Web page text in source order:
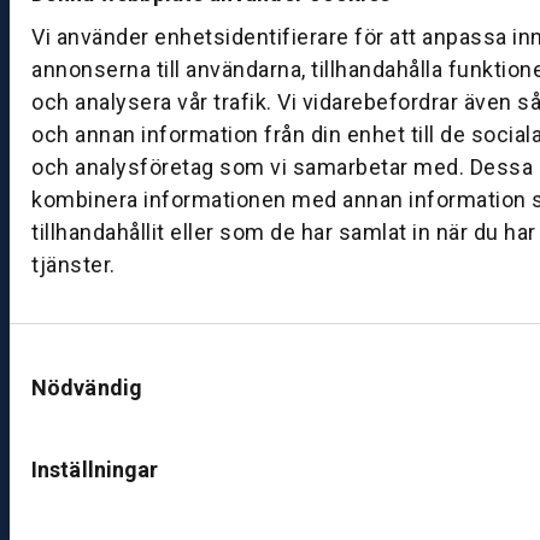
Vi använder enhetsidentifierare för att anpassa
annonserna till användarna, tillhandahålla
och analysera vår trafik. Vi vidarebefordrar även
och annan information från din enhet till de
och analysföretag som vi samarbetar med. Dessa
kombinera informationen med annan information
tillhandahållit eller som de har samlat in när du
tjänster.
Nödvändig
Inställningar
g:
0
0
–
1
7:
0
ut
k